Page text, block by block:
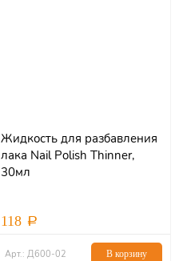
Жидкость для разбавления
лака Nail Polish Thinner,
30мл
118
Арт.: Д600-02 В корзину